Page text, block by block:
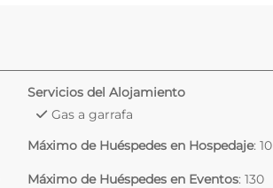
Servicios del Alojamiento
Gas a garrafa
Máximo de Huéspedes en Hospedaje: 10
Máximo de Huéspedes en Eventos: 130